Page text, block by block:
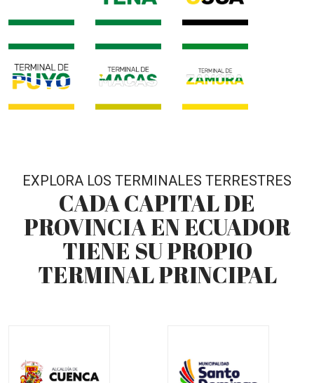
EXPLORA LOS TERMINALES TERRESTRES
CADA CAPITAL DE
PROVINCIA EN ECUADOR
TIENE SU PROPIO
TERMINAL PRINCIPAL